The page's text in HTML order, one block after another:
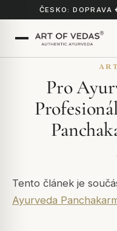
ČESKO:
Pro
Tento článek je
Ayurveda